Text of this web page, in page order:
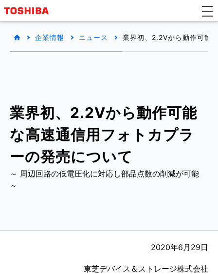
企業情報 ニュース 業界初、2.2Vから動作可能
業界初、2.2Vから動作可能
な高速通信用フォトカプラ
ーの発売について
～ 周辺回路の低電圧化に対応し部品点数の削減が可能
～
2020年6月29日
東芝デバイス＆ストレージ株式会社